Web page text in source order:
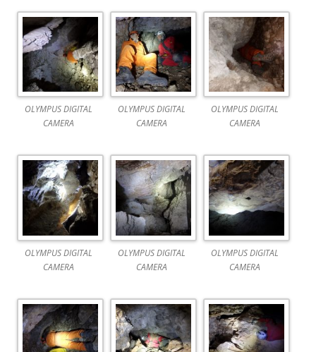
OLYMPUS DIGITAL
CAMERA
OLYMPUS DIGITAL
CAMERA
OLYMPUS DIGITAL
CAMERA
OLYMPUS DIGITAL
CAMERA
OLYMPUS DIGITAL
CAMERA
OLYMPUS DIGITAL
CAMERA